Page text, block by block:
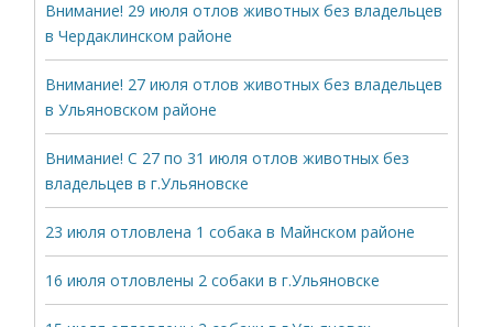
Внимание! 29 июля отлов животных без владельцев
в Чердаклинском районе
Внимание! 27 июля отлов животных без владельцев
в Ульяновском районе
Внимание! С 27 по 31 июля отлов животных без
владельцев в г.Ульяновске
23 июля отловлена 1 собака в Майнском районе
16 июля отловлены 2 собаки в г.Ульяновске